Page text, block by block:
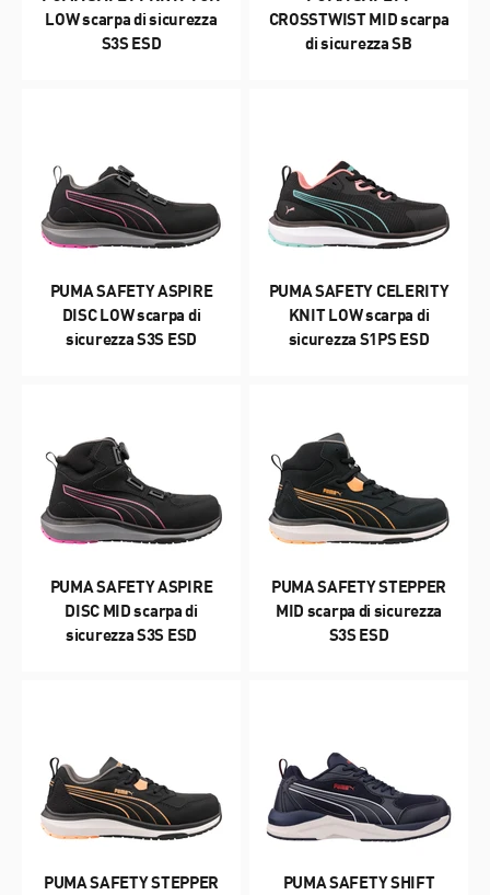
LOW scarpa di sicurezza
S3S ESD
CROSSTWIST MID scarpa
di sicurezza SB
PUMA SAFETY ASPIRE
DISC LOW scarpa di
sicurezza S3S ESD
PUMA SAFETY CELERITY
KNIT LOW scarpa di
sicurezza S1PS ESD
PUMA SAFETY ASPIRE
DISC MID scarpa di
sicurezza S3S ESD
PUMA SAFETY STEPPER
MID scarpa di sicurezza
S3S ESD
PUMA SAFETY STEPPER
PUMA SAFETY SHIFT